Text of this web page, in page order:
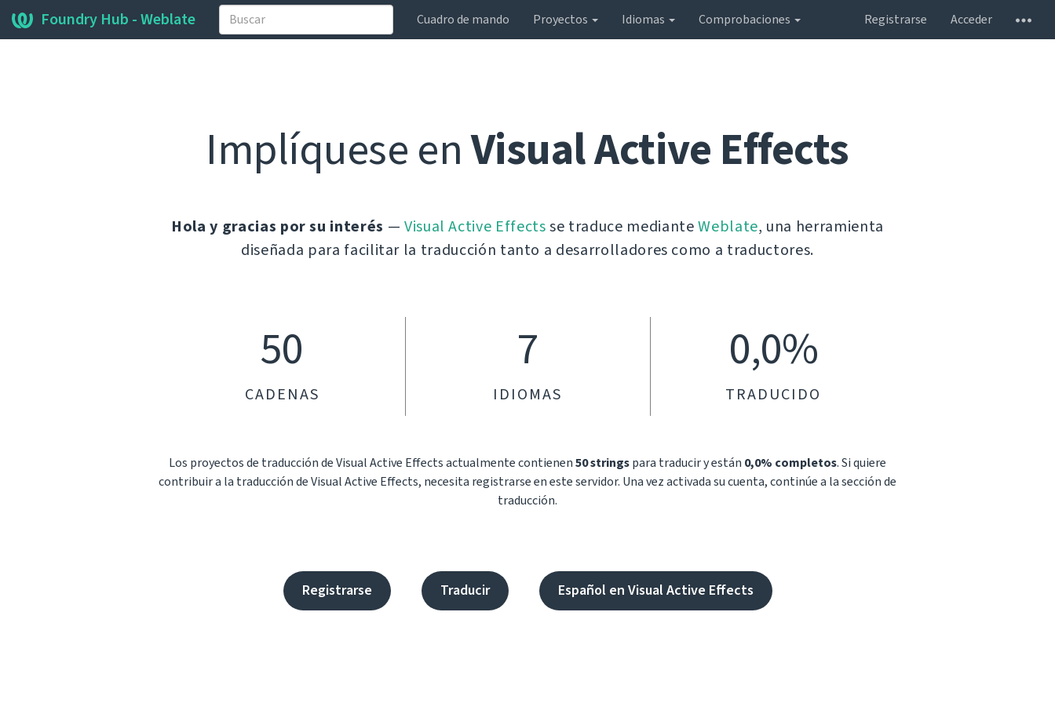
Foundry Hub - Weblate Cuadro de mando Proyectos Idiomas Comprobaciones Registrarse Acceder
Implíquese enVisual Active Effects
Hola y gracias por su interés — Visual Active Effectsse traduce medianteWeblate, una herramienta
diseñada para facilitar la traducción tanto a desarrolladores como a traductores.
50
CADENAS
7
IDIOMAS
0,0%
TRADUCIDO
Los proyectos de traducción de Visual Active Effects actualmente contienen50 stringspara traducir y están 0,0% completos. Si quiere
contribuir a la traducción de Visual Active Effects, necesita registrarse en este servidor. Una vez activada su cuenta, continúe a la sección de
traducción.
Registrarse Traducir Español en Visual Active Effects